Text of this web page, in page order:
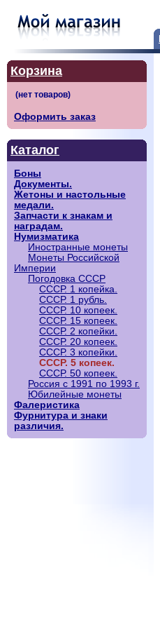
Корзина
Оформить заказ
Каталог
Боны
Документы.
Жетоны и настольные
медали.
Запчасти к знакам и
наградам.
Нумизматика
Иностранные монеты
Монеты Российской
Империи
Погодовка СССР
СССР. 1 копейка.
СССР. 1 рубль.
СССР. 10 копеек.
СССР. 15 копеек.
СССР. 2 копейки.
СССР. 20 копеек.
СССР. 3 копейки.
СССР. 5 копеек.
СССР. 50 копеек.
Россия с 1991 по 1993 г.
Юбилейные монеты
Фалеристика
Фурнитура и знаки
различия.